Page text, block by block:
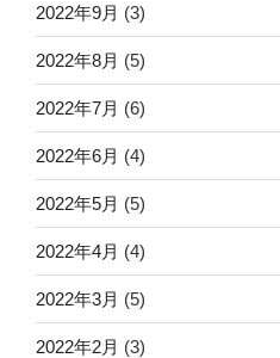
2022年9月 (3)
2022年8月 (5)
2022年7月 (6)
2022年6月 (4)
2022年5月 (5)
2022年4月 (4)
2022年3月 (5)
2022年2月 (3)